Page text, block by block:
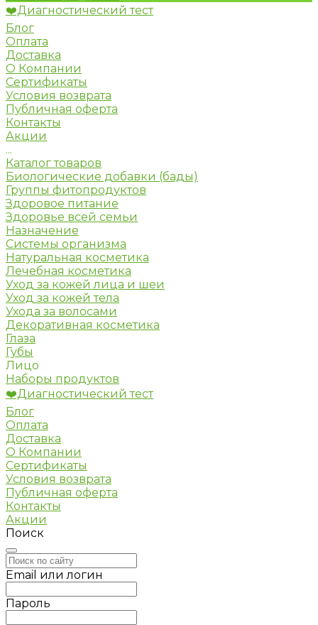
❤️Диагностический тест
Блог
Оплата
Доставка
О Компании
Сертификаты
Условия возврата
Публичная оферта
Контакты
Акции
...
Каталог товаров
Биологические добавки (бады)
Группы фитопродуктов
Здоровое питание
Здоровье всей семьи
Назначение
Системы организма
Натуральная косметика
Лечебная косметика
Уход за кожей лица и шеи
Уход за кожей тела
Ухода за волосами
Декоративная косметика
Глаза
Губы
Лицо
Наборы продуктов
❤️Диагностический тест
Блог
Оплата
Доставка
О Компании
Сертификаты
Условия возврата
Публичная оферта
Контакты
Акции
Поиск
Email или логин
Пароль